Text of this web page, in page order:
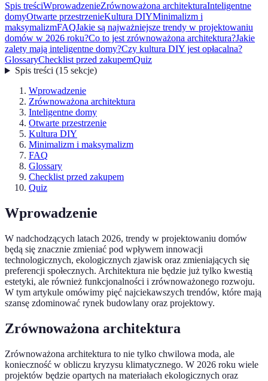
Spis treściWprowadzenieZrównoważona architekturaInteligentne
domyOtwarte przestrzenieKultura DIYMinimalizm i
maksymalizmFAQJakie są najważniejsze trendy w projektowaniu
domów w 2026 roku?Co to jest zrównoważona architektura?Jakie
zalety mają inteligentne domy?Czy kultura DIY jest opłacalna?
GlossaryChecklist przed zakupemQuiz
Spis treści(15 sekcje)
Wprowadzenie
Zrównoważona architektura
Inteligentne domy
Otwarte przestrzenie
Kultura DIY
Minimalizm i maksymalizm
FAQ
Glossary
Checklist przed zakupem
Quiz
Wprowadzenie
W nadchodzących latach 2026, trendy w projektowaniu domów
będą się znacznie zmieniać pod wpływem innowacji
technologicznych, ekologicznych zjawisk oraz zmieniających się
preferencji społecznych. Architektura nie będzie już tylko kwestią
estetyki, ale również funkcjonalności i zrównoważonego rozwoju.
W tym artykule omówimy pięć najciekawszych trendów, które mają
szansę zdominować rynek budowlany oraz projektowy.
Zrównoważona architektura
Zrównoważona architektura to nie tylko chwilowa moda, ale
konieczność w obliczu kryzysu klimatycznego. W 2026 roku wiele
projektów będzie opartych na materiałach ekologicznych oraz